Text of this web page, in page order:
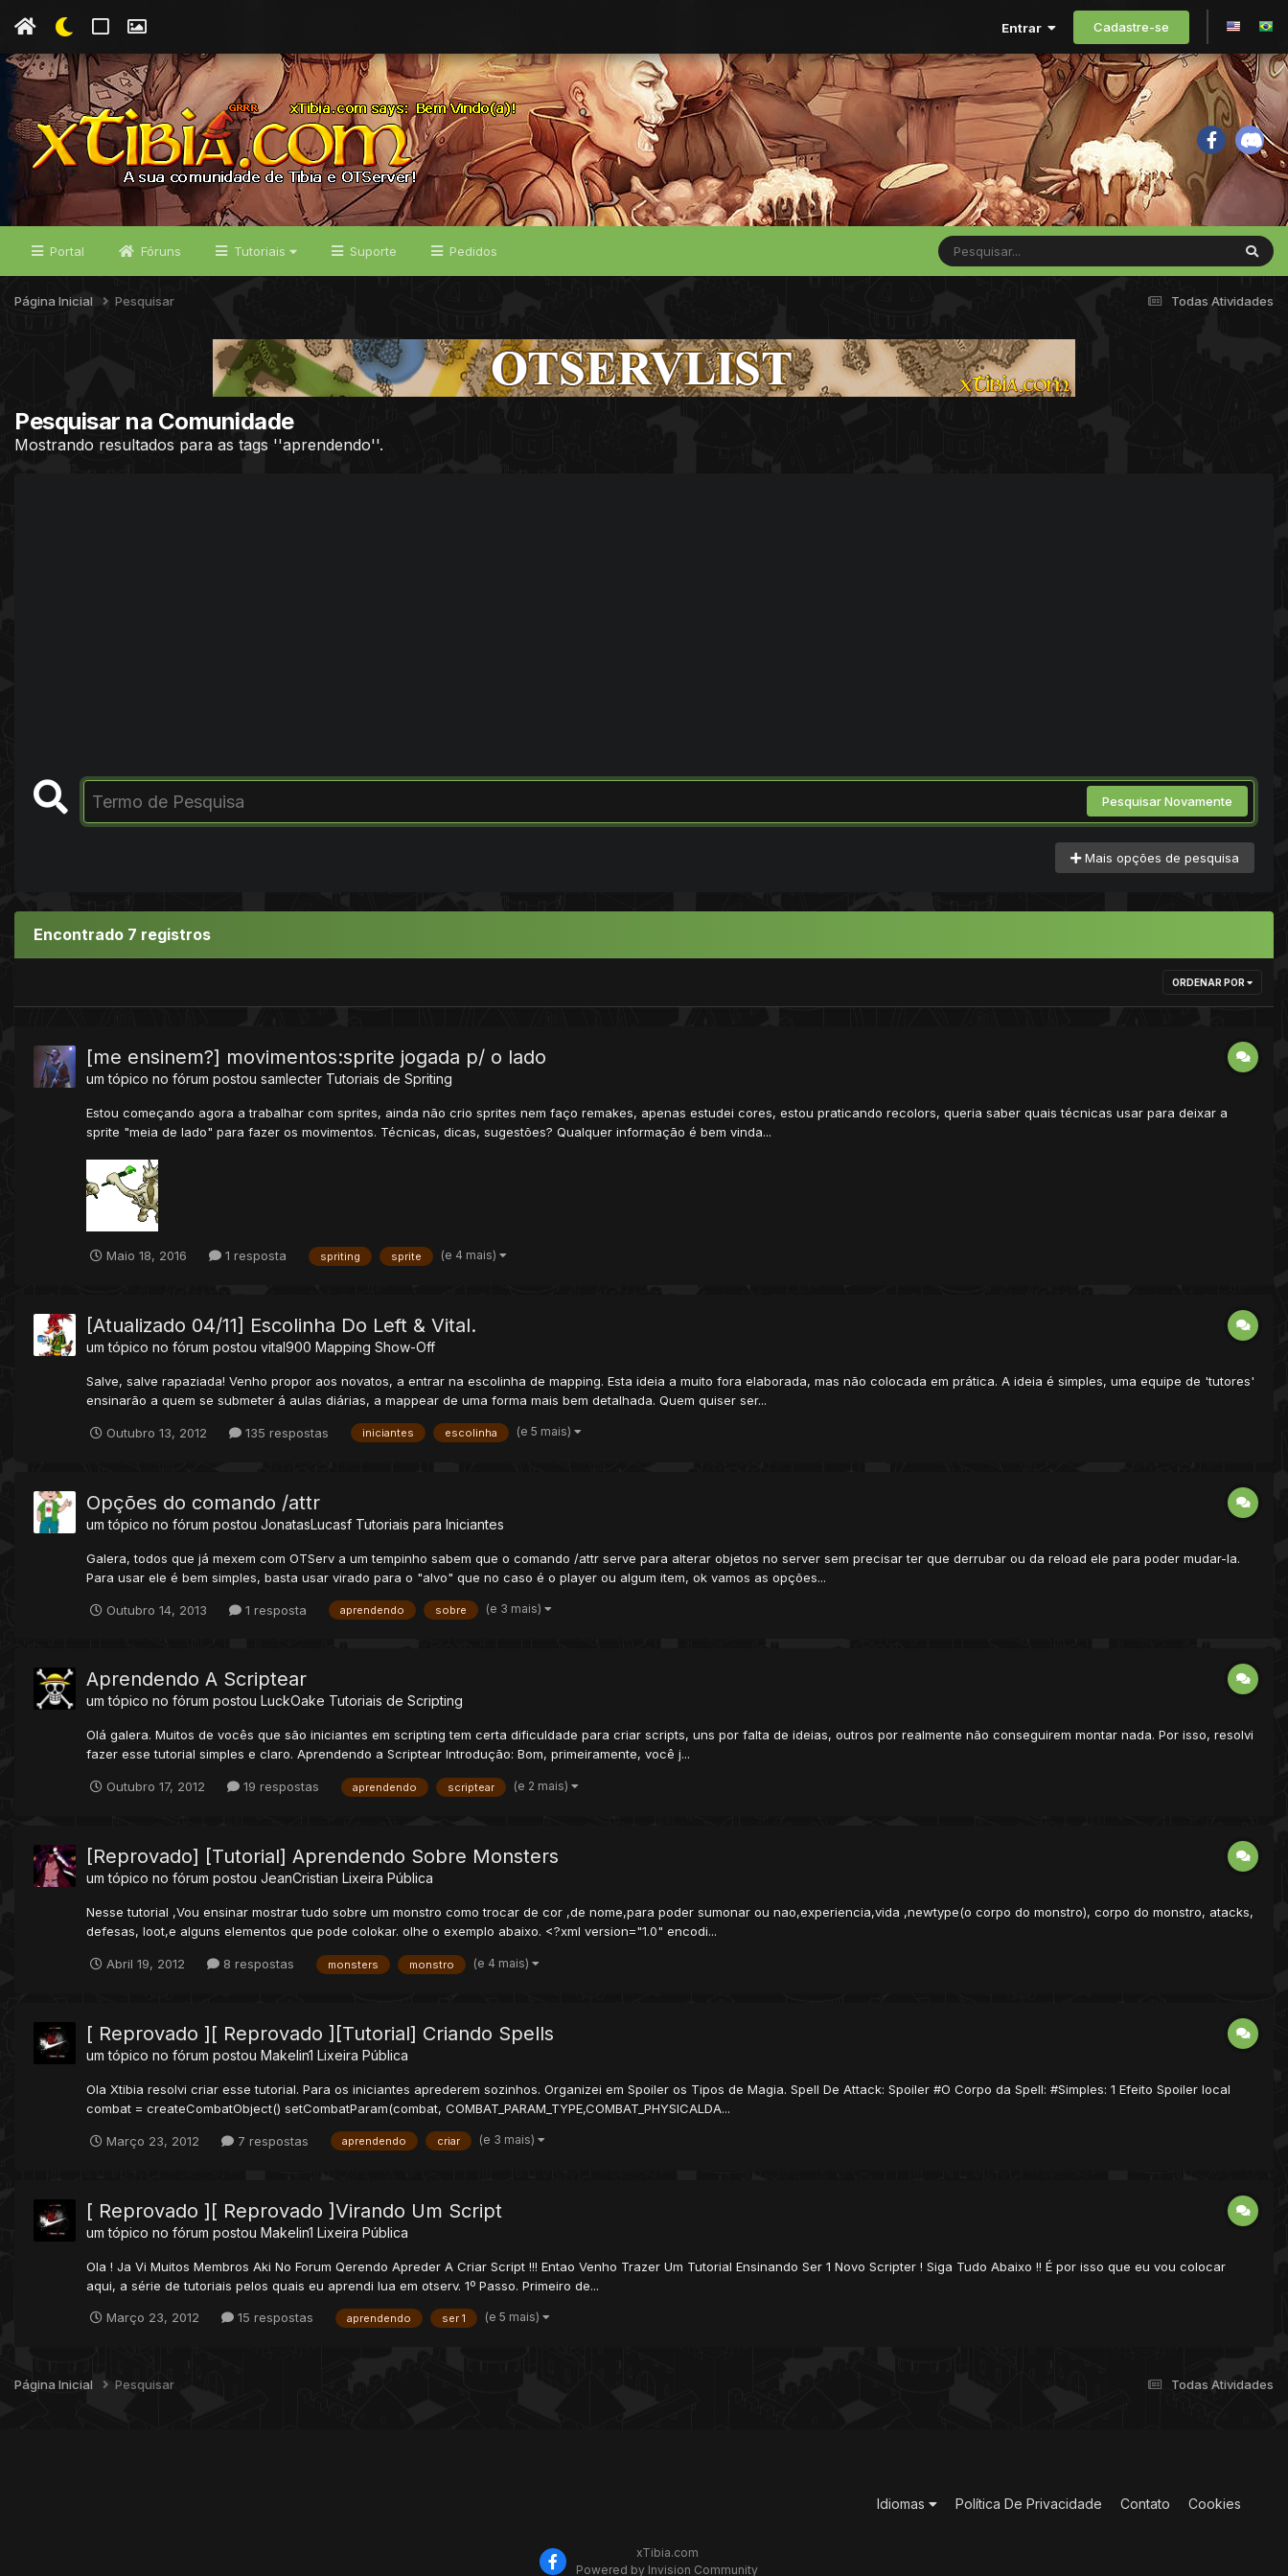
Entrar Cadastre-se
Portal Fóruns Tutoriais Suporte Pedidos
Todas Atividades
Página Inicial Pesquisar
Pesquisar na Comunidade
Mostrando resultados para as tags ''aprendendo''.
Pesquisar Novamente
Mais opções de pesquisa
Encontrado 7 registros
ORDENAR POR
[me ensinem?] movimentos:sprite jogada p/ o lado
um tópico no fórum postou samlecter Tutoriais de Spriting
Estou começando agora a trabalhar com sprites, ainda não crio sprites nem faço remakes, apenas estudei cores, estou praticando recolors, queria saber quais técnicas usar para deixar a
sprite "meia de lado" para fazer os movimentos. Técnicas, dicas, sugestões? Qualquer informação é bem vinda...
Maio 18, 2016 1 resposta spriting sprite (e 4 mais)
[Atualizado 04/11] Escolinha Do Left & Vital.
um tópico no fórum postou vital900 Mapping Show-Off
Salve, salve rapaziada! Venho propor aos novatos, a entrar na escolinha de mapping. Esta ideia a muito fora elaborada, mas não colocada em prática. A ideia é simples, uma equipe de 'tutores'
ensinarão a quem se submeter á aulas diárias, a mappear de uma forma mais bem detalhada. Quem quiser ser...
Outubro 13, 2012 135 respostas iniciantes escolinha (e 5 mais)
Opções do comando /attr
um tópico no fórum postou JonatasLucasf Tutoriais para Iniciantes
Galera, todos que já mexem com OTServ a um tempinho sabem que o comando /attr serve para alterar objetos no server sem precisar ter que derrubar ou da reload ele para poder mudar-la.
Para usar ele é bem simples, basta usar virado para o "alvo" que no caso é o player ou algum item, ok vamos as opções...
Outubro 14, 2013 1 resposta aprendendo sobre (e 3 mais)
Aprendendo A Scriptear
um tópico no fórum postou LuckOake Tutoriais de Scripting
Olá galera. Muitos de vocês que são iniciantes em scripting tem certa dificuldade para criar scripts, uns por falta de ideias, outros por realmente não conseguirem montar nada. Por isso, resolvi
fazer esse tutorial simples e claro. Aprendendo a Scriptear Introdução: Bom, primeiramente, você j...
Outubro 17, 2012 19 respostas aprendendo scriptear (e 2 mais)
[Reprovado] [Tutorial] Aprendendo Sobre Monsters
um tópico no fórum postou JeanCristian Lixeira Pública
Nesse tutorial ,Vou ensinar mostrar tudo sobre um monstro como trocar de cor ,de nome,para poder sumonar ou nao,experiencia,vida ,newtype(o corpo do monstro), corpo do monstro, atacks,
defesas, loot,e alguns elementos que pode colokar. olhe o exemplo abaixo. <?xml version="1.0" encodi...
Abril 19, 2012 8 respostas monsters monstro (e 4 mais)
[ Reprovado ][ Reprovado ][Tutorial] Criando Spells
um tópico no fórum postou Makelin1 Lixeira Pública
Ola Xtibia resolvi criar esse tutorial. Para os iniciantes aprederem sozinhos. Organizei em Spoiler os Tipos de Magia. Spell De Attack: Spoiler #O Corpo da Spell: #Simples: 1 Efeito Spoiler local
combat = createCombatObject() setCombatParam(combat, COMBAT_PARAM_TYPE,COMBAT_PHYSICALDA...
Março 23, 2012 7 respostas aprendendo criar (e 3 mais)
[ Reprovado ][ Reprovado ]Virando Um Script
um tópico no fórum postou Makelin1 Lixeira Pública
Ola ! Ja Vi Muitos Membros Aki No Forum Qerendo Apreder A Criar Script !!! Entao Venho Trazer Um Tutorial Ensinando Ser 1 Novo Scripter ! Siga Tudo Abaixo !! É por isso que eu vou colocar
aqui, a série de tutoriais pelos quais eu aprendi lua em otserv. 1º Passo. Primeiro de...
Março 23, 2012 15 respostas aprendendo ser 1 (e 5 mais)
Todas Atividades
Página Inicial Pesquisar
Idiomas Política De Privacidade Contato Cookies
xTibia.com
Powered by Invision Community